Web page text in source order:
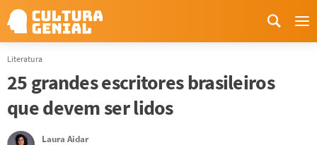
Literatura
25 grandes escritores brasileiros
que devem ser lidos
Laura Aidar